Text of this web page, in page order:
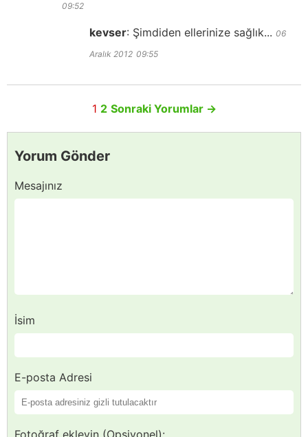
09:52
kevser: Şimdiden ellerinize sağlık... 06
Aralık 2012 09:55
1 2 Sonraki Yorumlar →
Yorum Gönder
Mesajınız
İsim
E-posta Adresi